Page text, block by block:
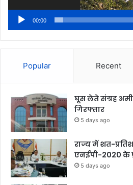
00:00
Popular Recent
घूस लेते संग्रह
गिरफ्तार
5 days ago
राज्य में शत-
एनईपी-2020 के
5 days ago